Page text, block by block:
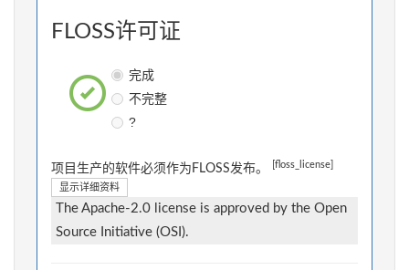
FLOSS许可证
完成
不完整
?
项目生产的软件必须作为FLOSS发布。 [floss_license]
显示详细资料
The Apache-2.0 license is approved by the Open
Source Initiative (OSI).